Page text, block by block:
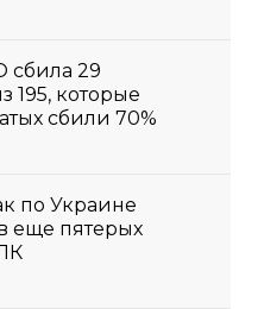
сбила 29
195, которые
сбили 70%
по Украине
еще пятерых